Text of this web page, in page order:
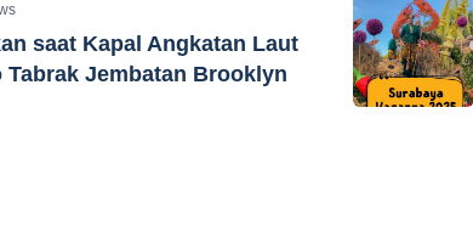
saat Kapal Angkatan Laut
Tabrak Jembatan Brooklyn